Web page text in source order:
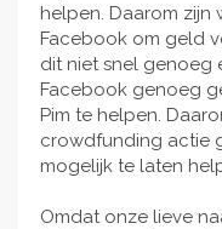
helpen. Daarom zijn
Facebook om geld
dit niet snel genoeg
Facebook genoeg
Pim te helpen.
crowdfunding actie
mogelijk te laten
Omdat onze lieve